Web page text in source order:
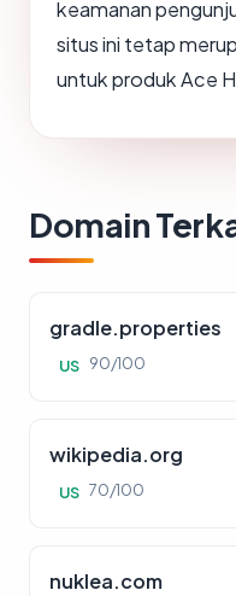
keamanan
situs ini tetap
untuk produk Ace
Domain
gradle.properties
US 90/100
wikipedia.org
US 70/100
nuklea.com